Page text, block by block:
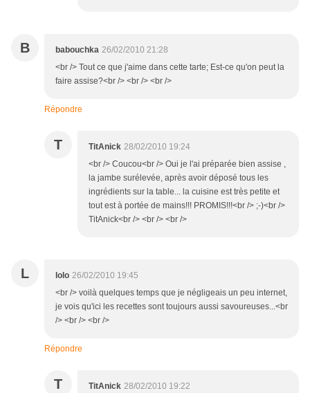
B babouchka 26/02/2010 21:28
<br /> Tout ce que j'aime dans cette tarte; Est-ce qu'on peut la
faire assise?<br /> <br /> <br />
Répondre
T TitAnick 28/02/2010 19:24
<br /> Coucou<br /> Oui je l'ai préparée bien assise ,
la jambe surélevée, après avoir déposé tous les
ingrédients sur la table... la cuisine est très petite et
tout est à portée de mains!!! PROMIS!!!<br /> ;-)<br />
TitAnick<br /> <br /> <br />
L lolo 26/02/2010 19:45
<br /> voilà quelques temps que je négligeais un peu internet,
je vois qu'ici les recettes sont toujours aussi savoureuses...<br
/> <br /> <br />
Répondre
T TitAnick 28/02/2010 19:22